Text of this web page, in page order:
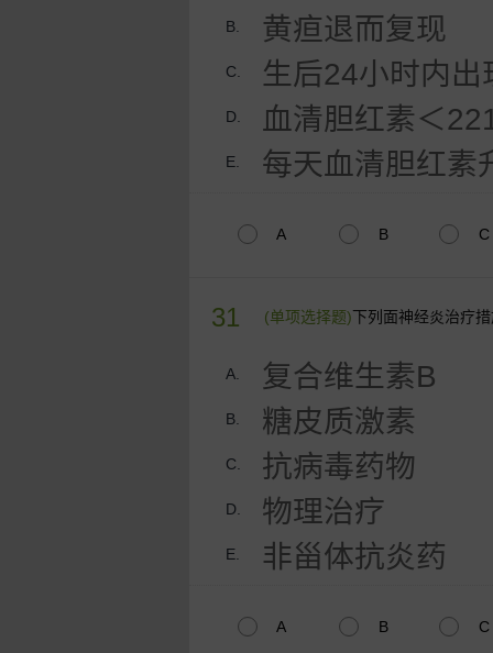
B. 黄疸退而复现
C. 生后24小时内出
D. 血清胆红素＜
E. 每天血清胆红素
A B C
31 (单项选择题)下列面神经炎治疗
A. 复合维生素B
B. 糖皮质激素
C. 抗病毒药物
D. 物理治疗
E. 非甾体抗炎药
A B C